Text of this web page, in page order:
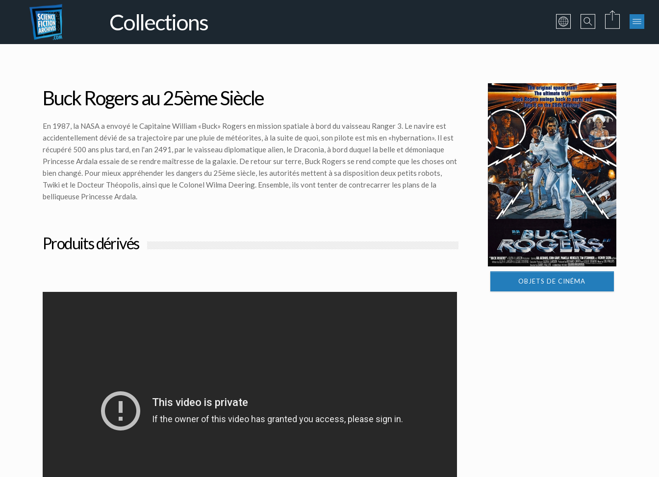
Collections
Buck Rogers au 25ème Siècle
En 1987, la NASA a envoyé le Capitaine William «Buck» Rogers en mission spatiale à bord du vaisseau Ranger 3. Le navire est
accidentellement dévié de sa trajectoire par une pluie de météorites, à la suite de quoi, son pilote est mis en «hybernation». Il est
récupéré 500 ans plus tard, en l'an 2491, par le vaisseau diplomatique alien, le Draconia, à bord duquel la belle et démoniaque
Princesse Ardala essaie de se rendre maîtresse de la galaxie. De retour sur terre, Buck Rogers se rend compte que les choses ont
bien changé. Pour mieux appréhender les dangers du 25ème siècle, les autorités mettent à sa disposition deux petits robots,
Twiki et le Docteur Théopolis, ainsi que le Colonel Wilma Deering. Ensemble, ils vont tenter de contrecarrer les plans de la
belliqueuse Princesse Ardala.
Produits dérivés
OBJETS DE CINÉMA